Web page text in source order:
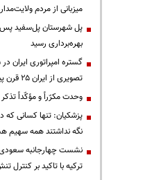
میزبانی از مردم
بهره‌برداری رسید
تصویری از ایران ۲۵ قرن پیش
وحدت مکرّراً و مؤکّداً
پزشکیان: تنها کسانی که
نگه نداشتند همه سهیم
نشست چهارجانبه
ترکیه با تاکید بر کنترل